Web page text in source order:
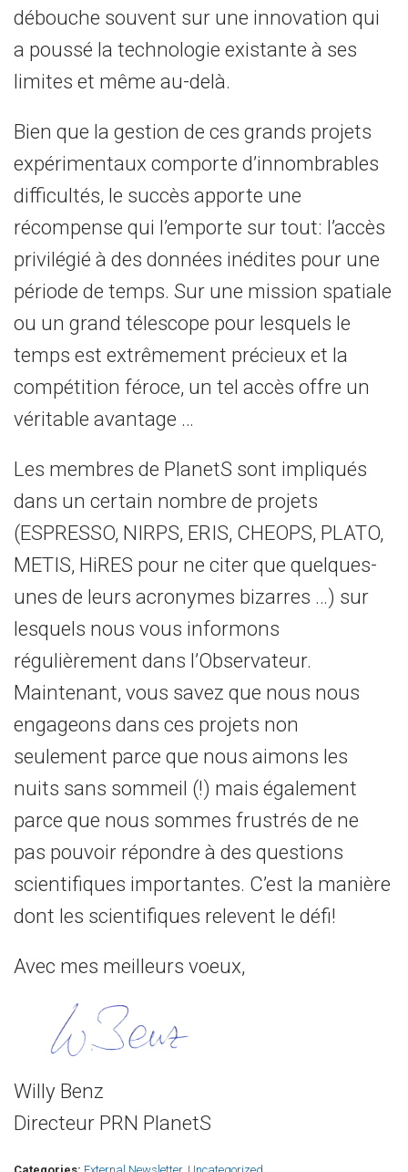
débouche souvent sur une innovation qui
a poussé la technologie existante à ses
limites et même au-delà.
Bien que la gestion de ces grands projets
expérimentaux comporte d’innombrables
difficultés, le succès apporte une
récompense qui l’emporte sur tout: l’accès
privilégié à des données inédites pour une
période de temps. Sur une mission spatiale
ou un grand télescope pour lesquels le
temps est extrêmement précieux et la
compétition féroce, un tel accès offre un
véritable avantage …
Les membres de PlanetS sont impliqués
dans un certain nombre de projets
(ESPRESSO, NIRPS, ERIS, CHEOPS, PLATO,
METIS, HiRES pour ne citer que quelques-
unes de leurs acronymes bizarres …) sur
lesquels nous vous informons
régulièrement dans l’Observateur.
Maintenant, vous savez que nous nous
engageons dans ces projets non
seulement parce que nous aimons les
nuits sans sommeil (!) mais également
parce que nous sommes frustrés de ne
pas pouvoir répondre à des questions
scientifiques importantes. C’est la manière
dont les scientifiques relevent le défi!
Avec mes meilleurs voeux,
Willy Benz
Directeur PRN PlanetS